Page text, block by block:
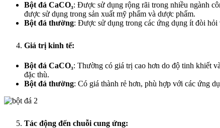
Bột đá CaCO₃: Được sử dụng rộng rãi trong nhiều ngành
được sử dụng trong sản xuất mỹ phẩm và dược phẩm.
Bột đá thường: Được sử dụng trong các ứng dụng ít đòi hỏi
Giá trị kinh tế:
Bột đá CaCO₃: Thường có giá trị cao hơn do độ tinh khiết
đặc thù.
Bột đá thường: Có giá thành rẻ hơn, phù hợp với các ứng
Tác động đến chuỗi cung ứng: